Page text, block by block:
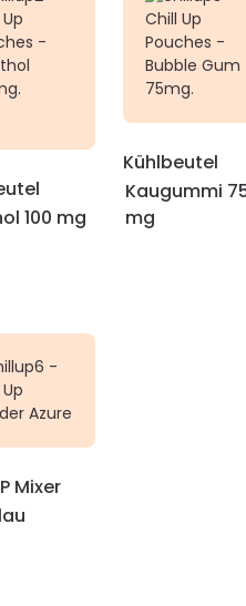
100 mg
Kühlbeutel
Kaugummi
mg
Mixer